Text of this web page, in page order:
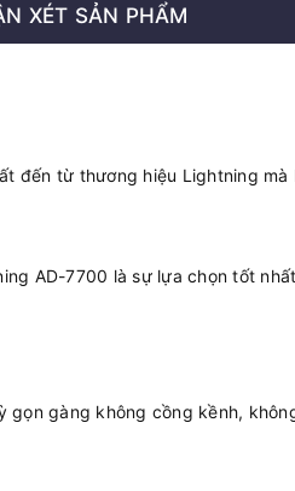
XÉT SẢN PHẨM
đến từ thương hiệu Lightning
AD-7700 là sự lựa chọn tốt
gàng không cồng kềnh,